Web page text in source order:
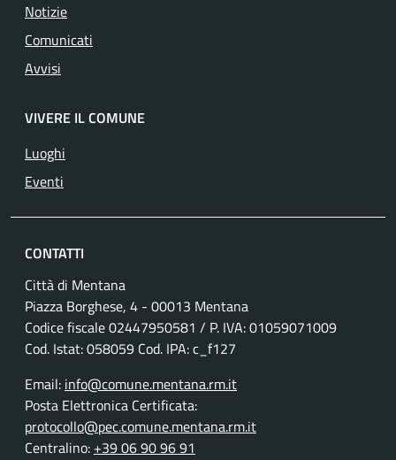
Notizie
Comunicati
Avvisi
VIVERE IL COMUNE
Luoghi
Eventi
CONTATTI
Città di Mentana
Piazza Borghese, 4 - 00013 Mentana
Codice fiscale02447950581 / P. IVA:01059071009
Cod. Istat: 058059 Cod. IPA: c_f127
Email: info@comune.mentana.rm.it
Posta Elettronica Certificata:
protocollo@pec.comune.mentana.rm.it
Centralino: +39 06 90 96 91